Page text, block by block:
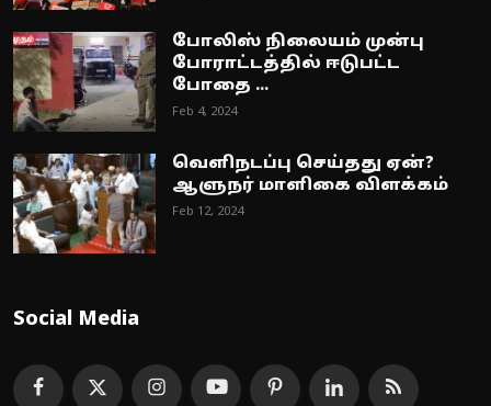
போலிஸ் நிலையம் முன்பு
போராட்டத்தில் ஈடுபட்ட
போதை ...
Feb 4, 2024
வெளிநடப்பு செய்தது ஏன்?
ஆளுநர் மாளிகை விளக்கம்
Feb 12, 2024
Social Media